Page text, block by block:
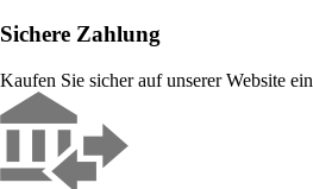
Sichere Zahlung
Kaufen Sie sicher auf unserer Website ein